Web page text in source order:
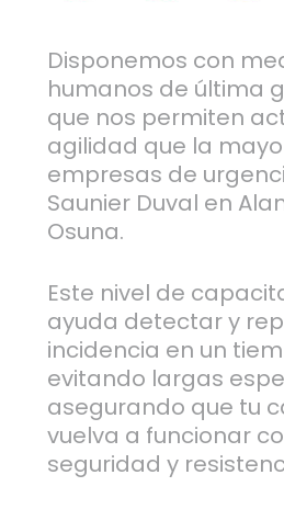
Disponemos con
humanos de última
que nos permiten
agilidad que la
empresas de
Saunier Duval en
Osuna.
Este nivel de
ayuda detectar y
incidencia en un
evitando largas
asegurando que tu
vuelva a funcionar
seguridad y